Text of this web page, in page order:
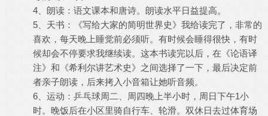
4、朗读：语文课本和唐诗。朗读水平日益提高。
5、天书：《写给大家的简明世界史》我给读完了，非常的
喜欢，每天晚上睡觉前必须听。有时候会睡得很快，有时
候却会不停要求我继续读。这本书读完以后，在《论语译
注》和《希利尔讲艺术史》之间选择了一下，最后决定前
者亲子朗读，后来拷入小音箱让她听音频。
6、运动：乒乓球周二、周四晚上半小时，周日下午1小
时。晚饭后在小区里骑自行车、轮滑。双休日去过体育场